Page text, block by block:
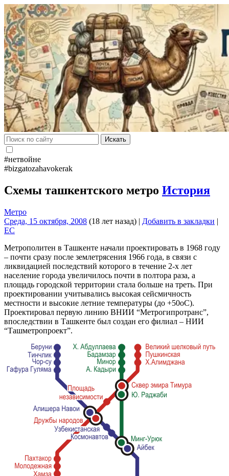
Искать
#нетвойне
#bizgatozahavokerak
Схемы ташкентского метро История
Метро
Среда, 15 октября, 2008 (18 лет назад) | Добавить в закладки |
EC
Метрополитен в Ташкенте начали проектировать в 1968 году
– почти сразу после землетрясения 1966 года, в связи с
ликвидацией последствий которого в течение 2-х лет
население города увеличилось почти в полтора раза, а
площадь городской территории стала больше на треть. При
проектировании учитывались высокая сейсмичность
местности и высокие летние температуры (до +50оС).
Проектировал первую линию ВНИИ “Метрогипротранс”,
впоследствии в Ташкенте был создан его филиал – НИИ
“Ташметропроект”.